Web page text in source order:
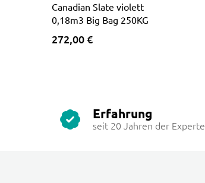
Canadian Slate violett
0,18m3 Big Bag 250KG
272,00 €
Erfahrung
seit 20 Jahren der Experte